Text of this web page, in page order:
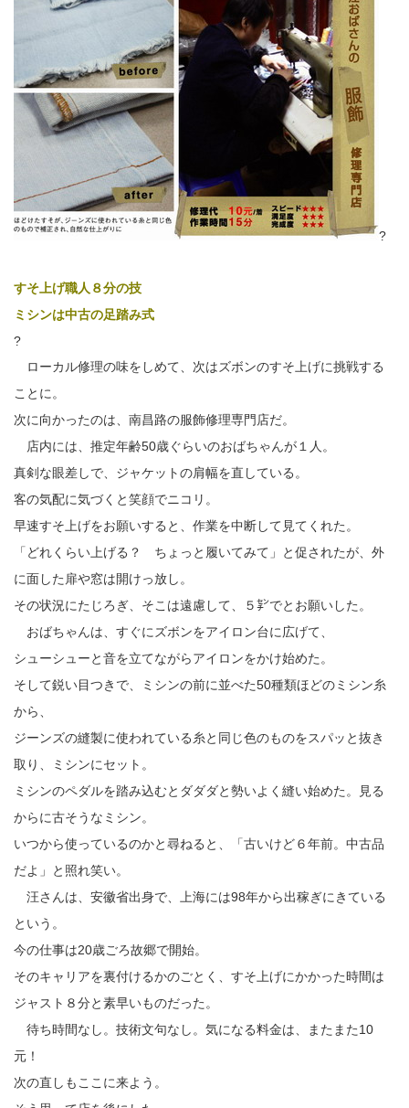
?
すそ上げ職人８分の技
ミシンは中古の足踏み式
?
ローカル修理の味をしめて、次はズボンのすそ上げに挑戦する
ことに。
次に向かったのは、南昌路の服飾修理専門店だ。
店内には、推定年齢50歳ぐらいのおばちゃんが１人。
真剣な眼差しで、ジャケットの肩幅を直している。
客の気配に気づくと笑顔でニコリ。
早速すそ上げをお願いすると、作業を中断して見てくれた。
「どれくらい上げる？ ちょっと履いてみて」と促されたが、外
に面した扉や窓は開けっ放し。
その状況にたじろぎ、そこは遠慮して、５㌢でとお願いした。
おばちゃんは、すぐにズボンをアイロン台に広げて、
シューシューと音を立てながらアイロンをかけ始めた。
そして鋭い目つきで、ミシンの前に並べた50種類ほどのミシン糸
から、
ジーンズの縫製に使われている糸と同じ色のものをスパッと抜き
取り、ミシンにセット。
ミシンのペダルを踏み込むとダダダと勢いよく縫い始めた。見る
からに古そうなミシン。
いつから使っているのかと尋ねると、「古いけど６年前。中古品
だよ」と照れ笑い。
汪さんは、安徽省出身で、上海には98年から出稼ぎにきている
という。
今の仕事は20歳ごろ故郷で開始。
そのキャリアを裏付けるかのごとく、すそ上げにかかった時間は
ジャスト８分と素早いものだった。
待ち時間なし。技術文句なし。気になる料金は、またまた10
元！
次の直しもここに来よう。